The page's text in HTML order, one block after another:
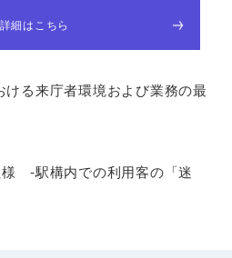
細はこちら
る来庁者環境および業務の最
-駅構内での利用客の「迷